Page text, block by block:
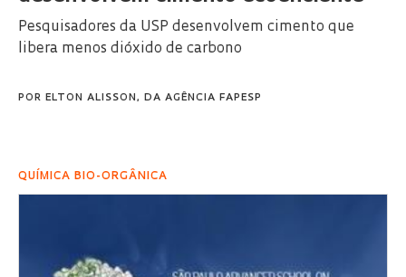
Pesquisadores da USP desenvolvem cimento que
libera menos dióxido de carbono
POR ELTON ALISSON, DA AGÊNCIA FAPESP
QUÍMICA BIO-ORGÂNICA